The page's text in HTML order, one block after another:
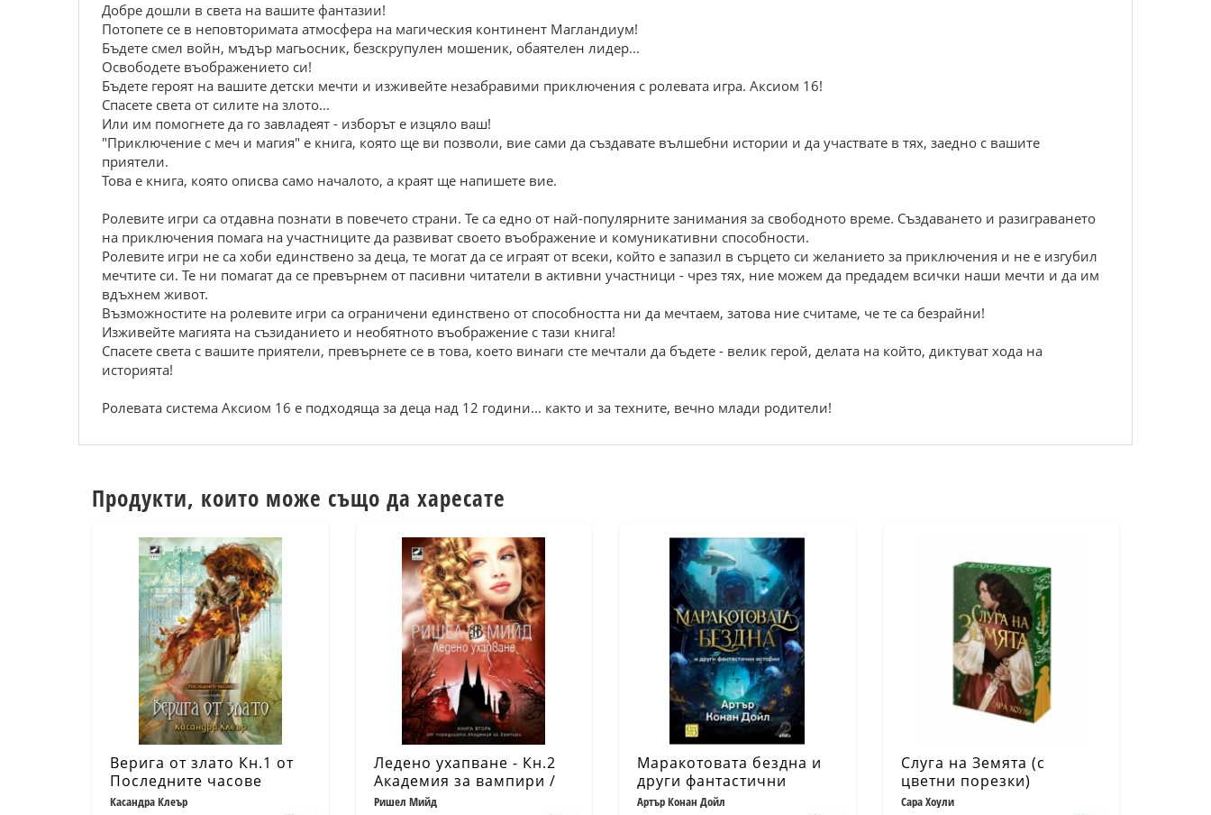
Добре дошли в света на вашите фантазии!
Потопете се в неповторимата атмосфера на магическия континент Магландиум!
Бъдете смел войн, мъдър магьосник, безскрупулен мошеник, обаятелен лидер...
Освободете въображението си!
Бъдете героят на вашите детски мечти и изживейте незабравими приключения с ролевата игра. Аксиом 16!
Спасете света от силите на злото...
Или им помогнете да го завладеят - изборът е изцяло ваш!
"Приключение с меч и магия" е книга, която ще ви позволи, вие сами да създавате вълшебни истории и да участвате в тях, заедно с вашите
приятели.
Това е книга, която описва само началото, а краят ще напишете вие.
Ролевите игри са отдавна познати в повечето страни. Те са едно от най-популярните занимания за свободното време. Създаването и разиграването
на приключения помага на участниците да развиват своето въображение и комуникативни способности.
Ролевите игри не са хоби единствено за деца, те могат да се играят от всеки, който е запазил в сърцето си желанието за приключения и не е изгубил
мечтите си. Те ни помагат да се превърнем от пасивни читатели в активни участници - чрез тях, ние можем да предадем всички наши мечти и да им
вдъхнем живот.
Възможностите на ролевите игри са ограничени единствено от способността ни да мечтаем, затова ние считаме, че те са безрайни!
Изживейте магията на съзиданието и необятното въображение с тази книга!
Спасете света с вашите приятели, превърнете се в това, което винаги сте мечтали да бъдете - велик герой, делата на който, диктуват хода на
историята!
Ролевата система Аксиом 16 е подходяща за деца над 12 години... както и за техните, вечно млади родители!
Продукти, които може също да харесате
Верига от злато Кн.1 от
Последните часове
Касандра Клеър
Ледено ухапване - Кн.2
Академия за вампири /
второ издание/
Ришел Мийд
Маракотовата бездна и
други фантастични
истории
Артър Конан Дойл
Слуга на Земята (с
цветни порезки)
Сара Хоули